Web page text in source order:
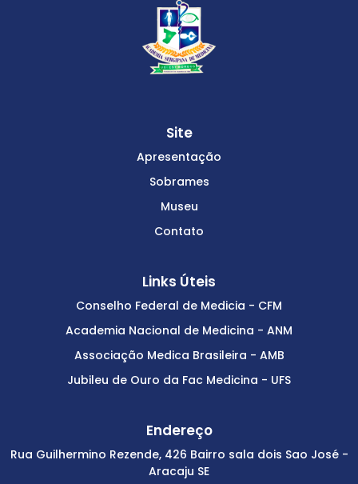
Site
Apresentação
Sobrames
Museu
Contato
Links Úteis
Conselho Federal de Medicia - CFM
Academia Nacional de Medicina - ANM
Associação Medica Brasileira - AMB
Jubileu de Ouro da Fac Medicina - UFS
Endereço
Rua Guilhermino Rezende, 426 Bairro sala dois Sao José -
Aracaju SE